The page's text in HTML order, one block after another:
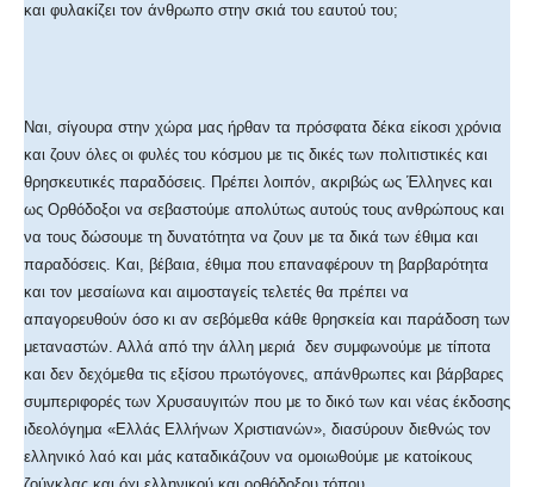
και φυλακίζει τον άνθρωπο στην σκιά του εαυτού του;
Ναι, σίγουρα στην χώρα μας ήρθαν τα πρόσφατα δέκα είκοσι χρόνια
και ζουν όλες οι φυλές του κόσμου με τις δικές των πολιτιστικές και
θρησκευτικές παραδόσεις. Πρέπει λοιπόν, ακριβώς ως Έλληνες και
ως Ορθόδοξοι να σεβαστούμε απολύτως αυτούς τους ανθρώπους και
να τους δώσουμε τη δυνατότητα να ζουν με τα δικά των έθιμα και
παραδόσεις. Και, βέβαια, έθιμα που επαναφέρουν τη βαρβαρότητα
και τον μεσαίωνα και αιμοσταγείς τελετές θα πρέπει να
απαγορευθούν όσο κι αν σεβόμεθα κάθε θρησκεία και παράδοση των
μεταναστών. Αλλά από την άλλη μεριά δεν συμφωνούμε με τίποτα
και δεν δεχόμεθα τις εξίσου πρωτόγονες, απάνθρωπες και βάρβαρες
συμπεριφορές των Χρυσαυγιτών που με το δικό των και νέας έκδοσης
ιδεολόγημα «Ελλάς Ελλήνων Χριστιανών», διασύρουν διεθνώς τον
ελληνικό λαό και μάς καταδικάζουν να ομοιωθούμε με κατοίκους